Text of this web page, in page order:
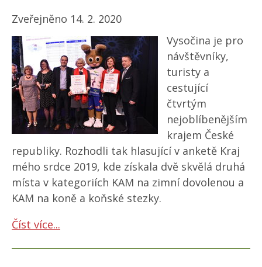
Zveřejněno 14. 2. 2020
Vysočina je pro
návštěvníky,
turisty a
cestující
čtvrtým
nejoblíbenějším
krajem České
republiky. Rozhodli tak hlasující v anketě Kraj
mého srdce 2019, kde získala dvě skvělá druhá
místa v kategoriích KAM na zimní dovolenou a
KAM na koně a koňské stezky.
Číst více...